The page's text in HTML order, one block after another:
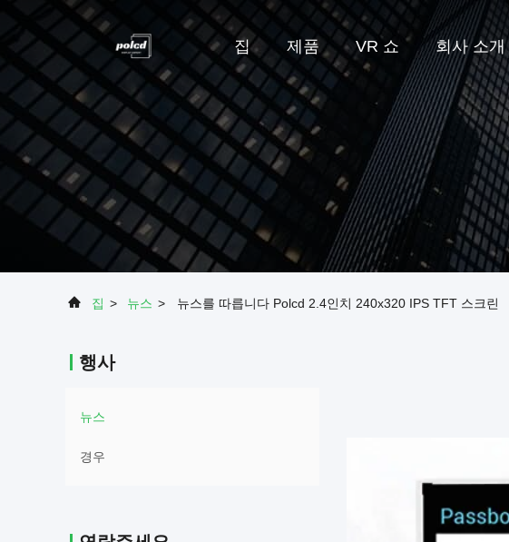
집 제품 VR 쇼 회사 소개
집 > 뉴스 > 뉴스를 따릅니다 Polcd 2.4인치 240x320 IPS TFT 스크린
행사
뉴스
경우